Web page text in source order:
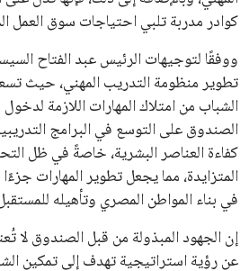
اتحادات أمريكا الجنوبية والكونكاكاف.
القرارات التي اتخذها في زيادة الموارد
عن رفع عدد الفرق المشاركة في كأس
جديدة تحت مظلة “فيفا”.
على الجانب الآخر، تتركز المعارضة
الأوروبية، حيث ارتفعت حدة الانتقادات
بسبب التوسع المستمر في البطولات
الزمني للمسابقات المحلية. وقد دعا رئيس
خافيير تيباس، إلى تنحّي إنفانتينو،
كرة القدم وتزيد من ضغوط المباريات.